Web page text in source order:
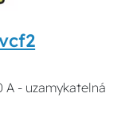
A - uzamykatelná